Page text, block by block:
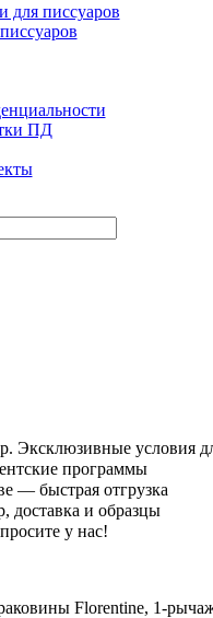
для писсуаров
ПД
Эксклюзивные условия
программы
— быстрая отгрузка
доставка и образцы
у нас!
Florentine, 1-